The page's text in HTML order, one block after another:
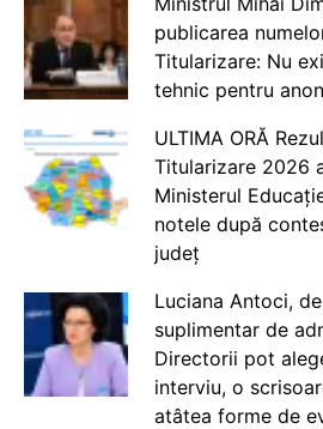
publicarea
Titularizare: Nu
tehnic pentru
ULTIMA ORĂ
Titularizare 2026
Ministerul
notele după
județ
Luciana Antoci,
suplimentar de
Directorii pot
interviu, o
atâtea forme de